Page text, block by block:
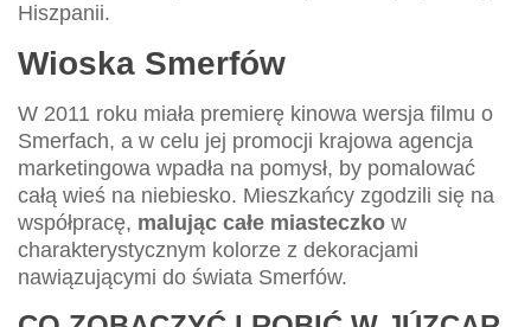
Hiszpanii.
Wioska Smerfów
W 2011 roku miała premierę kinowa wersja filmu o
Smerfach, a w celu jej promocji krajowa agencja
marketingowa wpadła na pomysł, by pomalować
całą wieś na niebiesko. Mieszkańcy zgodzili się na
współpracę, malując całe miasteczko w
charakterystycznym kolorze z dekoracjami
nawiązującymi do świata Smerfów.